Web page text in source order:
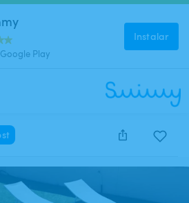
Play
Instalar
cerrado y no se puede reservar.